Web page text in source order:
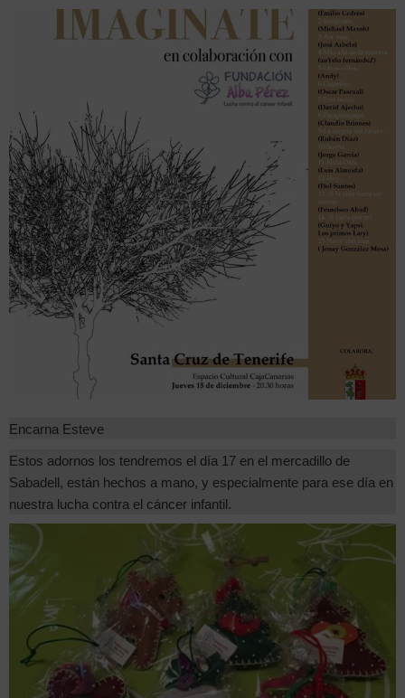
Encarna Esteve
Estos adornos los tendremos el día 17 en el mercadillo de
Sabadell, están hechos a mano, y especialmente para ese día en
nuestra lucha contra el cáncer infantil.